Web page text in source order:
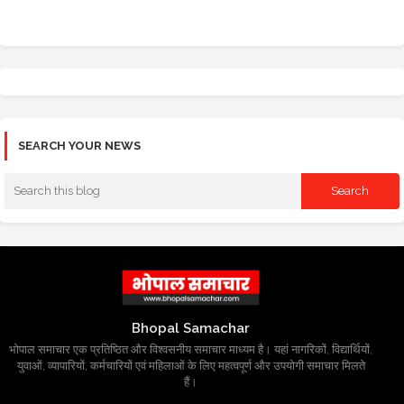
SEARCH YOUR NEWS
Bhopal Samachar
भोपाल समाचार एक प्रतिष्ठित और विश्वसनीय समाचार माध्यम है। यहां नागरिकों, विद्यार्थियों,
युवाओं, व्यापारियों, कर्मचारियों एवं महिलाओं के लिए महत्वपूर्ण और उपयोगी समाचार मिलते
हैं।